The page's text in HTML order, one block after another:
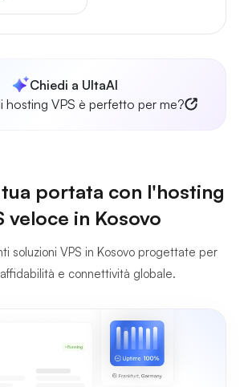
Chiedi a UltaAI
hosting VPS è perfetto per me?
tua portata con l'hosting
veloce in Kosovo
soluzioni VPS in Kosovo progettate per
e connettività globale.